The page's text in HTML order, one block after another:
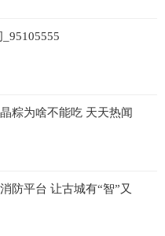
粽为啥不能吃 天天热闻
防平台 让古城有“智”又